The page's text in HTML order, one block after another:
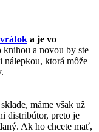
a je vo
knihou a novou by ste
nálepkou, ktorá môže
máme však už
distribútor, preto je
Ak ho chcete mať,